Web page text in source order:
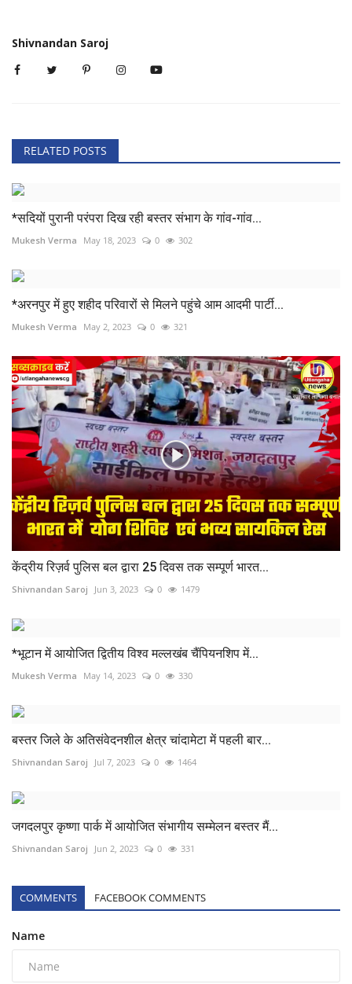
Shivnandan Saroj
RELATED POSTS
*सदियों पुरानी परंपरा दिख रही बस्तर संभाग के गांव-गांव...
Mukesh Verma May 18, 2023 0 302
*अरनपुर में हुए शहीद परिवारों से मिलने पहुंचे आम आदमी पार्टी...
Mukesh Verma May 2, 2023 0 321
केंद्रीय रिज़र्व पुलिस बल द्वारा 25 दिवस तक सम्पूर्ण भारत...
Shivnandan Saroj Jun 3, 2023 0 1479
*भूटान में आयोजित द्वितीय विश्व मल्लखंब चैंपियनशिप में...
Mukesh Verma May 14, 2023 0 330
बस्तर जिले के अतिसंवेदनशील क्षेत्र चांदामेटा में पहली बार...
Shivnandan Saroj Jul 7, 2023 0 1464
जगदलपुर कृष्णा पार्क में आयोजित संभागीय सम्मेलन बस्तर मैं...
Shivnandan Saroj Jun 2, 2023 0 331
COMMENTS FACEBOOK COMMENTS
Name